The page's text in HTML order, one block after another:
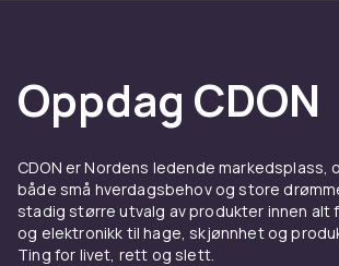
Oppdag CDON
CDON er Nordens ledende markedsplass,
både små hverdagsbehov og store
stadig større utvalg av produkter innen alt
og elektronikk til hage, skjønnhet og
Ting for livet, rett og slett.